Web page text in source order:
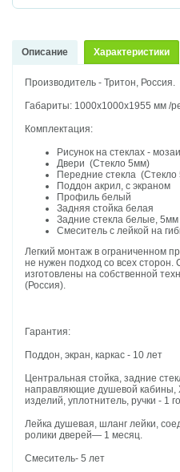
Описание Характеристики
Производитель - Тритон, Россия.
Габариты: 1000х1000х1955 мм /
Комплектация:
Рисунок на стеклах -
Двери (Стекло 5мм)
Передние стекла
Поддон акрил, с экраном
Профиль белый
Задняя стойка белая
Задние стекла белые, 5мм
Смеситель с лейкой на
Легкий монтаж в ограниченном
не нужен подход со всех
изготовлены на собственной
(Россия).
Гарантия:
Поддон, экран, каркас - 10 лет
Центральная стойка, задние
направляющие душевой кабины,
изделий, уплотнитель, ручки - 1
Лейка душевая, шланг лейки,
ролики дверей— 1 месяц.
Смеситель- 5 лет